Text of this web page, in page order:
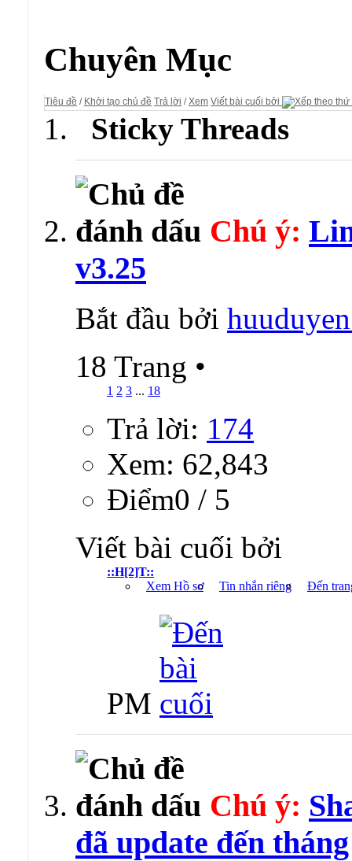
Chuyên Mục
Tiêu đề / Khởi tạo chủ đề Trả lời /Xem Viết bài cuối bởi
Sticky Threads
Chú ý:
v3.25
Bắt đầu bởi
18 Trang •
1 2 3 ... 18
Trả lời: 174
Xem: 62,843
Ðiểm0 / 5
Viết bài cuối bởi
::H[2]T::
Xem Hồ sơ
Tin nhắn riêng Đến
PM
Chú ý:
đã update đến